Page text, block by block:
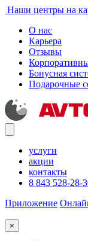
Наши центры на
О нас
Карьера
Отзывы
Бонусная
Подарочные
услуги
акции
контакты
8 843 528-28-
Приложение
×